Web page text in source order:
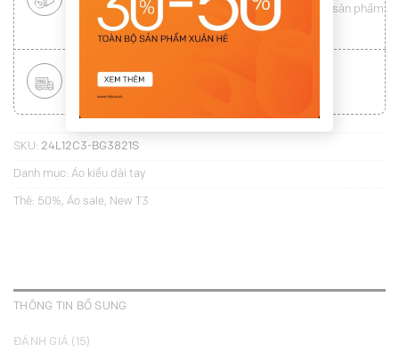
Được đổi trả hàng nhanh chóng lên tới15 ngày
cho sản phẩm
Xem chi tiết)
MIỄN PHÍ VẬN CHUYỂN TOÀN QUỐC
SKU: 24L12C3-BG3821S
Danh mục: Áo kiểu dài tay
Thẻ: 50%, Áo sale, New T3
THÔNG TIN BỔ SUNG
ĐÁNH GIÁ (15)